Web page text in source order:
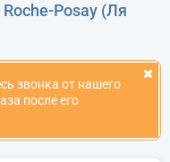
Posay (Ля
звонка от нашего
после его